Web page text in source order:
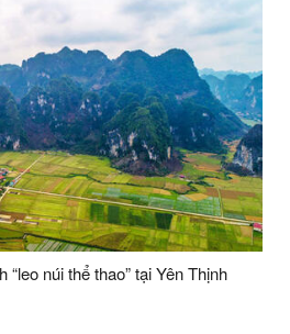
“leo núi thể thao” tại Yên Thịnh